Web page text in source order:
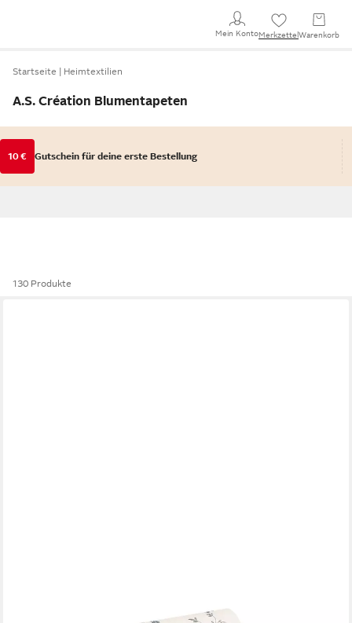
Mein KontoMerkzettel Warenkorb
Startseite Heimtextilien
A.S. Création Blumentapeten
10 € Gutschein für deine erste Bestellung
130 Produkte
Tapeten Wohnzimmer Schlafzimmer Küche Design